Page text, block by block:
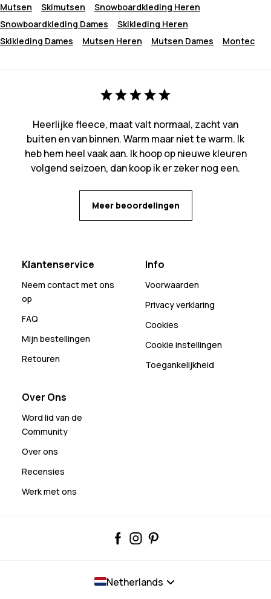
Mutsen Skimutsen
Snowboardkleding Heren
Snowboardkleding Dames
Skikleding Heren
Skikleding Dames
Mutsen Heren Mutsen Dames Montec
Heerlijke fleece, maat valt normaal, zacht van
buiten en van binnen. Warm maar niet te warm. Ik
heb hem heel vaak aan. Ik hoop op nieuwe kleuren
volgend seizoen, dan koop ik er zeker nog een.
Meer beoordelingen
Klantenservice
Neem contact met ons
op
FAQ
Mijn bestellingen
Retouren
Info
Voorwaarden
Privacy verklaring
Cookies
Cookie instellingen
Toegankelijkheid
Over Ons
Word lid van de
Community
Over ons
Recensies
Werk met ons
Netherlands